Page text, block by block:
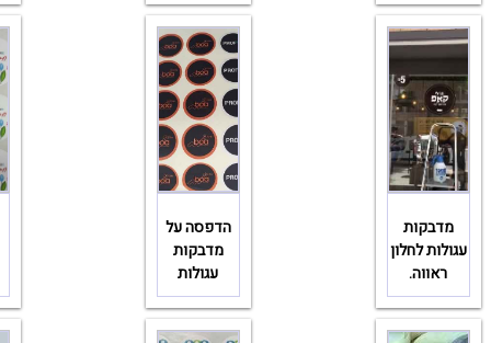
מדבקות
עגולות לחלון
ראווה.
הדפסה על
מדבקות
עגולות